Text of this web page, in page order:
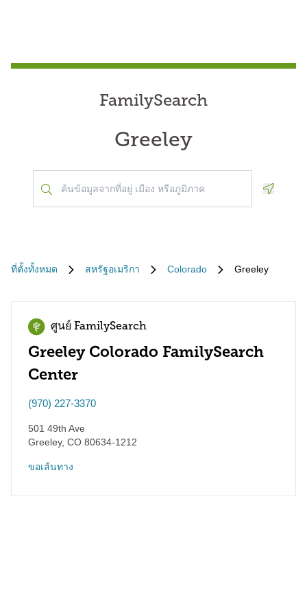
FamilySearch
Greeley
ที่ตั้งทั้งหมด สหรัฐอเมริกา Colorado Greeley
ศูนย์ FamilySearch
Greeley Colorado FamilySearch
Center
(970) 227-3370
501 49th Ave
Greeley, CO 80634-1212
ขอเส้นทาง